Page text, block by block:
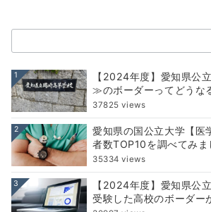
索：
1
【2024年度】愛知県公
≫のボーダーってどうな
37825 views
2
愛知県の国公立大学【医
者数TOP10を調べてみま
35334 views
3
【2024年度】愛知県公
受験した高校のボーダー